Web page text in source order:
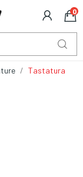
0
Tastatura